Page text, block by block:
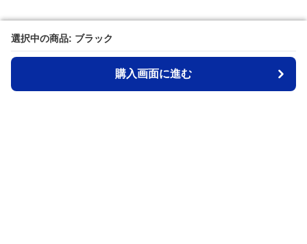
選択中の商品: ブラック
購入画面に進む
選択中の商品: ブラック
購入画面に進む